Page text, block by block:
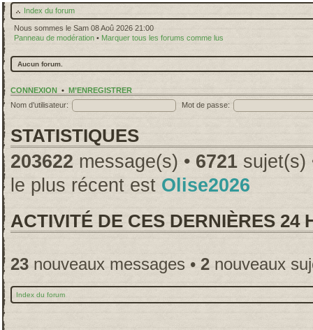
Index du forum
Nous sommes le Sam 08 Aoû 2026 21:00
Panneau de modération • Marquer tous les forums comme lus
Aucun forum.
CONNEXION • M’ENREGISTRER
Nom d’utilisateur:
Mot de passe:
STATISTIQUES
203622 message(s) • 6721 sujet(s)
le plus récent est Olise2026
ACTIVITÉ DE CES DERNIÈRES 24
23 nouveaux messages • 2 nouveaux
Index du forum